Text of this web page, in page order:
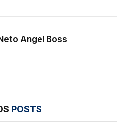
Angel Boss
POSTS